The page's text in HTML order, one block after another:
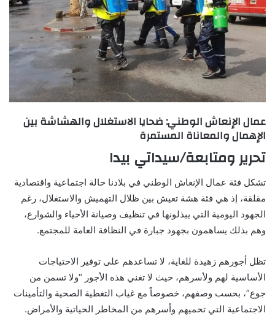
عمال الإنعاش الوطني: ضحايا الاستغلال والهشاشة بين
الإهمال والمعاناة المستمرة
تحرير ومتابعة/سيداتي بيدا
تشكل فئة عمال الإنعاش الوطني في بلادنا حالة اجتماعية واقتصادية
مقلقة، إذ هي فئة هشة تعيش بين ظلال التهميش والاستغلال، رغم
الجهود اليومية التي يبذلونها في تنظيف وصيانة الأحياء والشوارع،
وهم بذلك يساهمون بجهود جبارة في النظافة العامة للمجتمع.
تظل أجورهم زهيدة للغاية، لا تساعدهم على توفير الاحتياجات
الأساسية لهم ولأسرهم، حيث لا تغني هذه الأجور “ولا تسمن من
جوع”، بحسب وصفهم، خصوصاً مع غياب التغطية الصحية والتأمينات
الاجتماعية التي تحميهم وأسرهم من المخاطر الحياتية والأمراض.